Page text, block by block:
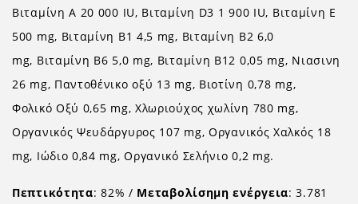
Βιταμίνη A 20 000 IU, Βιταμίνη D3 1 900 IU, Βιταμίνη E
500 mg, Βιταμίνη B1 4,5 mg, Βιταμίνη B2 6,0
mg, Βιταμίνη B6 5,0 mg, Βιταμίνη B12 0,05 mg, Νιασινη
26 mg, Παντοθένικο οξύ 13 mg, Βιοτίνη 0,78 mg,
Φολικό Οξύ 0,65 mg, Χλωριούχος χωλίνη 780 mg,
Οργανικός Ψευδάργυρος 107 mg, Οργανικός Χαλκός 18
mg, Ιώδιο 0,84 mg, Οργανικό Σελήνιο 0,2 mg.
Πεπτικότητα: 82% / Μεταβολίσημη ενέργεια: 3.781